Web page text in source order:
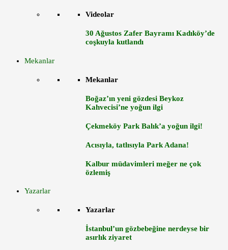
Videolar
30 Ağustos Zafer Bayramı Kadıköy’de
coşkuyla kutlandı
Mekanlar
Mekanlar
Boğaz’ın yeni gözdesi Beykoz
Kahvecisi’ne yoğun ilgi
Çekmeköy Park Balık’a yoğun ilgi!
Acısıyla, tatlısıyla Park Adana!
Kalbur müdavimleri meğer ne çok
özlemiş
Yazarlar
Yazarlar
İstanbul’un gözbebeğine nerdeyse bir
asırlık ziyaret